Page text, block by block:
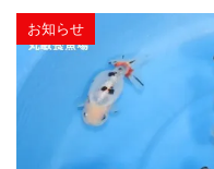
お知らせ